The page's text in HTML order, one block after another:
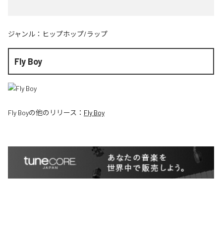
ジャンル： ヒップホップ/ラップ
Fly Boy
Fly Boyの他のリリース： Fly Boy